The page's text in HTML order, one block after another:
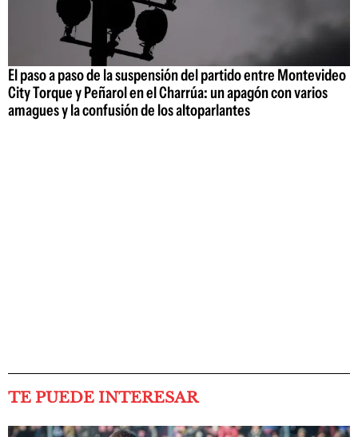
El paso a paso de la suspensión del partido entre Montevideo
City Torque y Peñarol en el Charrúa: un apagón con varios
amagues y la confusión de los altoparlantes
TE PUEDE INTERESAR